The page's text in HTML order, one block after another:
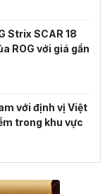
Strix SCAR 18
ROG với giá gần
với định vị Việt
trong khu vực